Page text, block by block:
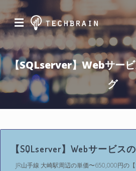
☰
【SQLserver】Webサー
グ
【SQLserver】Webサービス
JR山手線 大崎駅周辺の単価〜650,000円の